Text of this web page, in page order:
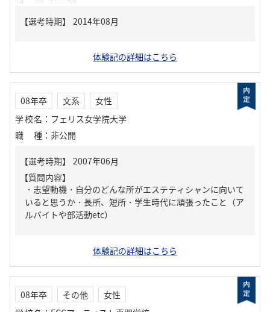
体験記の詳細はこちら
08年卒 文系
女性
学校名 ： フェリス女学院大学
職種 ： 非公開
【質問内容】
・志望動機・自分のどんな所がエステティシャンに向いて
いると思うか・長所、短所・学生時代に頑張ったこと（ア
ルバイトや部活動etc）
体験記の詳細はこちら
08年卒 その他
女性